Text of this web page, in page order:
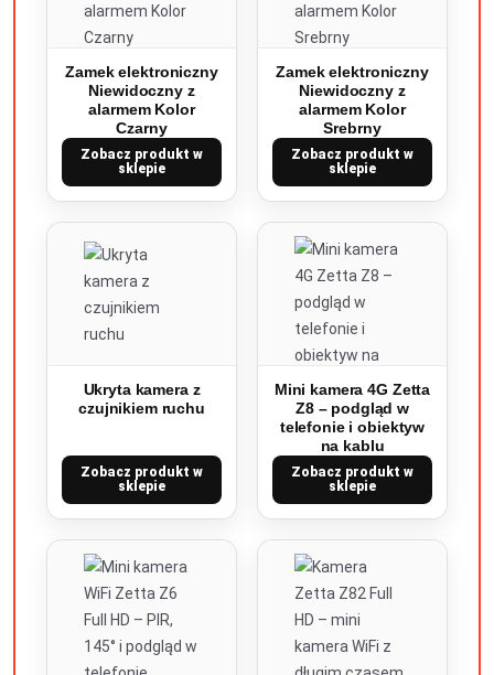
Zamek elektroniczny
Niewidoczny z
alarmem Kolor
Czarny
Zobacz produkt w
sklepie
Zamek elektroniczny
Niewidoczny z
alarmem Kolor
Srebrny
Zobacz produkt w
sklepie
Ukryta kamera z
czujnikiem ruchu
Zobacz produkt w
sklepie
Mini kamera 4G Zetta
Z8 – podgląd w
telefonie i obiektyw
na kablu
Zobacz produkt w
sklepie